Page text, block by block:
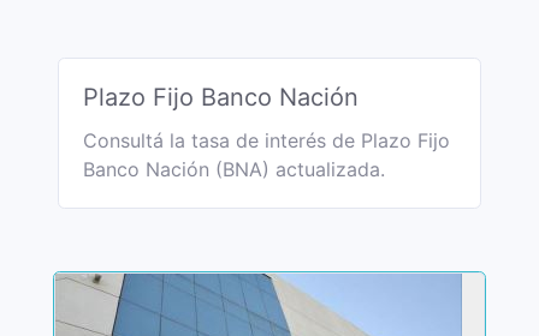
Plazo Fijo Banco Nación
Consultá la tasa de interés de Plazo Fijo
Banco Nación (BNA) actualizada.